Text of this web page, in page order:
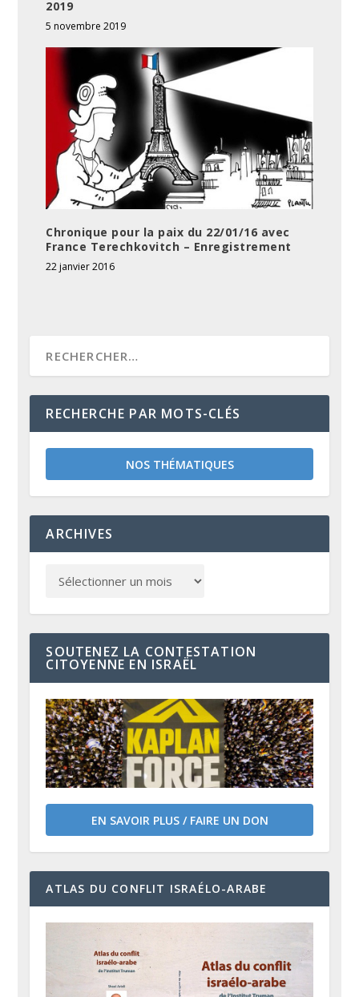
2019
5 novembre 2019
Chronique pour la paix du 22/01/16 avec
France Terechkovitch – Enregistrement
22 janvier 2016
RECHERCHE PAR MOTS-CLÉS
NOS THÉMATIQUES
ARCHIVES
SOUTENEZ LA CONTESTATION
CITOYENNE EN ISRAËL
EN SAVOIR PLUS / FAIRE UN DON
ATLAS DU CONFLIT ISRAÉLO-ARABE